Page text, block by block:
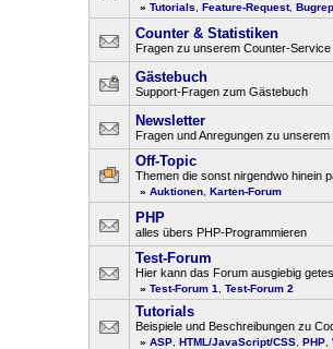
» Tutorials Feature-Request,
Counter & Statistiken
Fragen zu unserem Counter-
Gästebuch
Support-Fragen zum Gästebuch
Newsletter
Fragen und Anregungen zu
Off-Topic
Themen die sonst nirgendwo hinein
» Auktionen, Karten-Forum
PHP
alles übers PHP-Programmieren
Test-Forum
Hier kann das Forum ausgiebig
» Test-Forum 1 Test-Forum 2
Tutorials
Beispiele und Beschreibungen zu
» ASP, HTML/JavaScript/CSS, PHP,